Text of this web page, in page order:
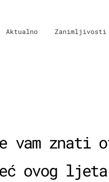
Aktualno Zanimljivosti
vam znati
ovog